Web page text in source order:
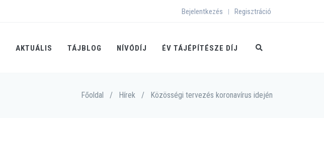
Bejelentkezés | Regisztráció
AKTUÁLIS TÁJBLOG NÍVÓDÍJ ÉV TÁJÉPÍTÉSZE DÍJ
Főoldal / Hírek / Közösségi tervezés koronavírus idején